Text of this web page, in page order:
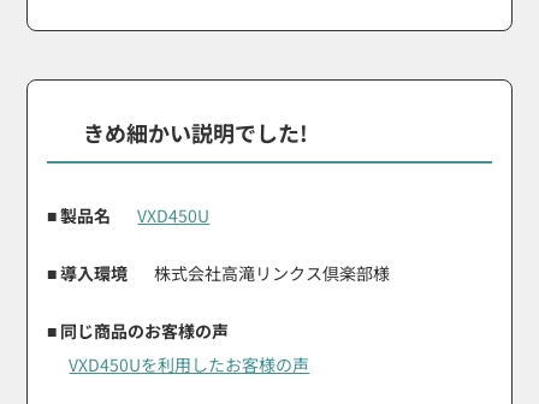
きめ細かい説明でした!
■ 製品名 VXD450U
■ 導入環境 株式会社高滝リンクス倶楽部様
■ 同じ商品のお客様の声
VXD450Uを利用したお客様の声